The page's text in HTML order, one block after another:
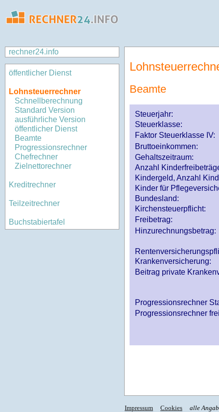
rechner24.info
öffentlicher Dienst
Lohnsteuerrechner
Schnellberechnung
Standard Version
ausführliche Version
öffentlicher Dienst
Beamte
Progressionsrechner
Chefrechner
Zielnettorechner
Kreditrechner
Teilzeitrechner
Buchstabiertafel
Beamte
Steuerjahr:
Steuerklasse:
Faktor Steuerklasse IV:
Bruttoeinkommen:
Gehaltszeitraum:
Anzahl
Kindergeld, Anzahl
Kinder für
Bundesland:
Kirchensteuerpflicht:
Freibetrag:
Hinzurechnungsbetrag:
Krankenversicherung:
Beitrag private
Progressionsrechner
Progressionsrechner
Impressum Cookies alle